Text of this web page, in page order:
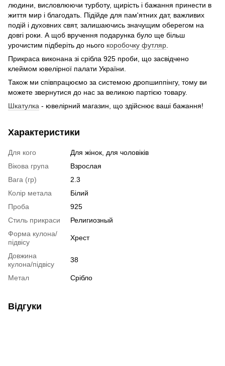
людини, висловлюючи турботу, щирість і бажання принести в
життя мир і благодать. Підійде для пам'ятних дат, важливих
подій і духовних свят, залишаючись значущим оберегом на
довгі роки. А щоб вручення подарунка було ще більш
урочистим підберіть до нього коробочку футляр.
Прикраса виконана зі срібла 925 проби, що засвідчено
клеймом ювелірної палати України.
Також ми співпрацюємо за системою дропшиппінгу, тому ви
можете звернутися до нас за великою партією товару.
Шкатулка - ювелірний магазин, що здійснює ваші бажання!
Характеристики
Для кого
Для жінок, для чоловіків
Вікова група
Взрослая
Вага (гр)
2.3
Колір метала
Білий
Проба
925
Стиль прикраси
Религиозный
Форма кулона/
підвісу
Хрест
Довжина
кулона/підвісу
38
Метал Срібло
Відгуки